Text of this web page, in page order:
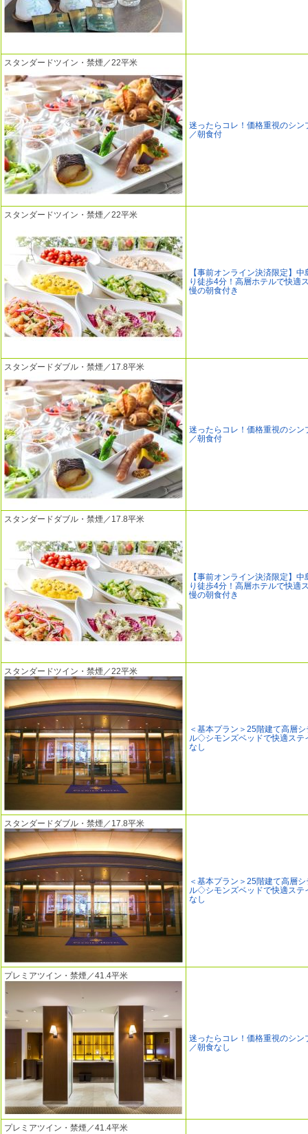
スタンダードツイン・禁煙／22平米
迷ったらコレ！価格重視のシン
／朝食付
スタンダードツイン・禁煙／22平米
【事前オンライン決済限定】
り徒歩4分！高層ホテルで快適
慢の朝食付き
スタンダードダブル・禁煙／17.8平米
迷ったらコレ！価格重視のシン
／朝食付
スタンダードダブル・禁煙／17.8平米
【事前オンライン決済限定】
り徒歩4分！高層ホテルで快適
慢の朝食付き
スタンダードツイン・禁煙／22平米
＜基本プラン＞25階建て高層
ル◇シモンズベッドで快適ステ
なし
スタンダードダブル・禁煙／17.8平米
＜基本プラン＞25階建て高層
ル◇シモンズベッドで快適ステ
なし
プレミアツイン・禁煙／41.4平米
迷ったらコレ！価格重視のシン
／朝食なし
プレミアツイン・禁煙／41.4平米